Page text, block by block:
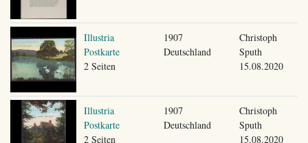
Illustria
Postkarte
2 Seiten
1907
Deutschland
Christoph
Sputh
15.08.2020
Illustria
Postkarte
2 Seiten
1907
Deutschland
Christoph
Sputh
15.08.2020